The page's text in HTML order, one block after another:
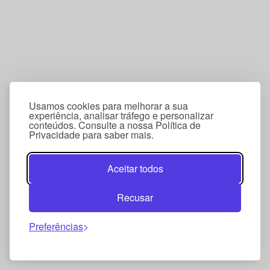
Usamos cookies para melhorar a sua
experiência, analisar tráfego e personalizar
conteúdos. Consulte a nossa Política de
Privacidade para saber mais.
Aceitar todos
Recusar
Preferências